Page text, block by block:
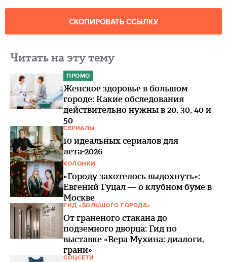
СКОПИРОВАТЬ ССЫЛКУ
Читать на эту тему
ПРОМО
Женское здоровье в большом
городе: Какие обследования
действительно нужны в 20, 30, 40 и
50
СЕРИАЛЫ
10 идеальных сериалов для
лета-2026
КОЛОНКИ
«Городу захотелось выдохнуть»:
Евгений Гуцал — о клубном буме в
Москве
ГИД «БОЛЬШОГО ГОРОДА»
От граненого стакана до
подземного дворца: Гид по
выставке «Вера Мухина: диалоги,
грани»
СОЦСЕТИ